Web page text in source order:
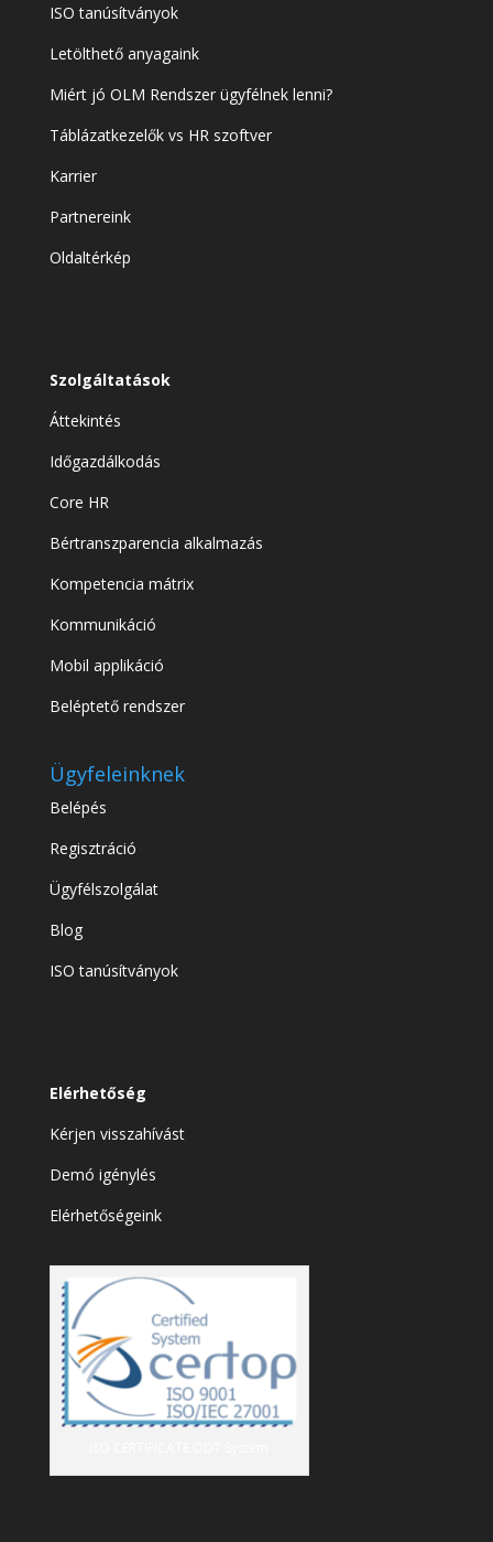
ISO tanúsítványok
Letölthető anyagaink
Miért jó OLM Rendszer ügyfélnek lenni?
Táblázatkezelők vs HR szoftver
Karrier
Partnereink
Oldaltérkép
Szolgáltatások
Áttekintés
Időgazdálkodás
Core HR
Bértranszparencia alkalmazás
Kompetencia mátrix
Kommunikáció
Mobil applikáció
Beléptető rendszer
Ügyfeleinknek
Belépés
Regisztráció
Ügyfélszolgálat
Blog
ISO tanúsítványok
Elérhetőség
Kérjen visszahívást
Demó igénylés
Elérhetőségeink